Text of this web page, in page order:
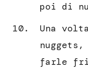
poi di
Una
farle